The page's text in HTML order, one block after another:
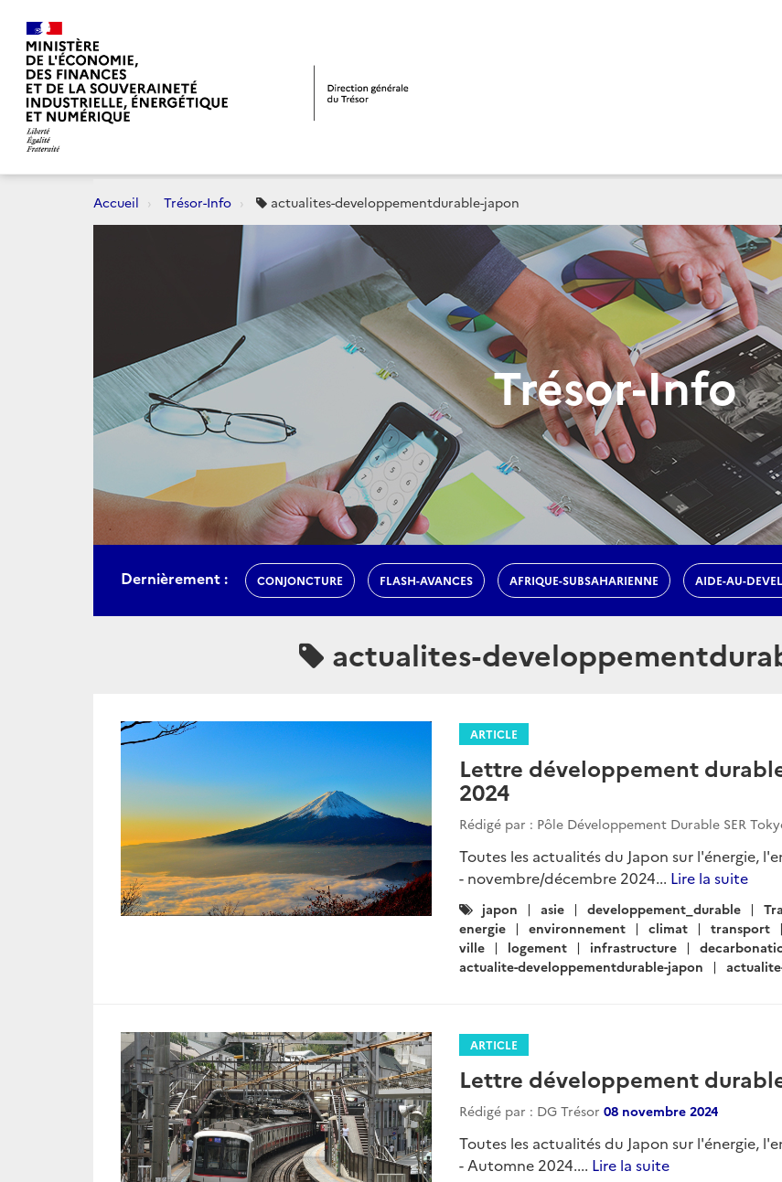
Accueil Trésor-Info actualites-developpementdurable-japon
Trésor-Info
Dernièrement : CONJONCTURE FLASH-AVANCES AFRIQUE-SUBSAHARIENNE AIDE-AU-
actualites-
ARTICLE
Lettre développement
2024
Rédigé par : Pôle Développement Durable SER
Toutes les actualités du Japon sur l'énergie,
- novembre/décembre 2024... Lire la suite
Catégories
:
japon asie developpement_durable
energie
environnement climat transport
ville
logement infrastructure
actualite-developpementdurable-japon
ARTICLE
Lettre développement
Rédigé par : DG Trésor 08 novembre 2024
Toutes les actualités du Japon sur l'énergie,
- Automne 2024.... Lire la suite